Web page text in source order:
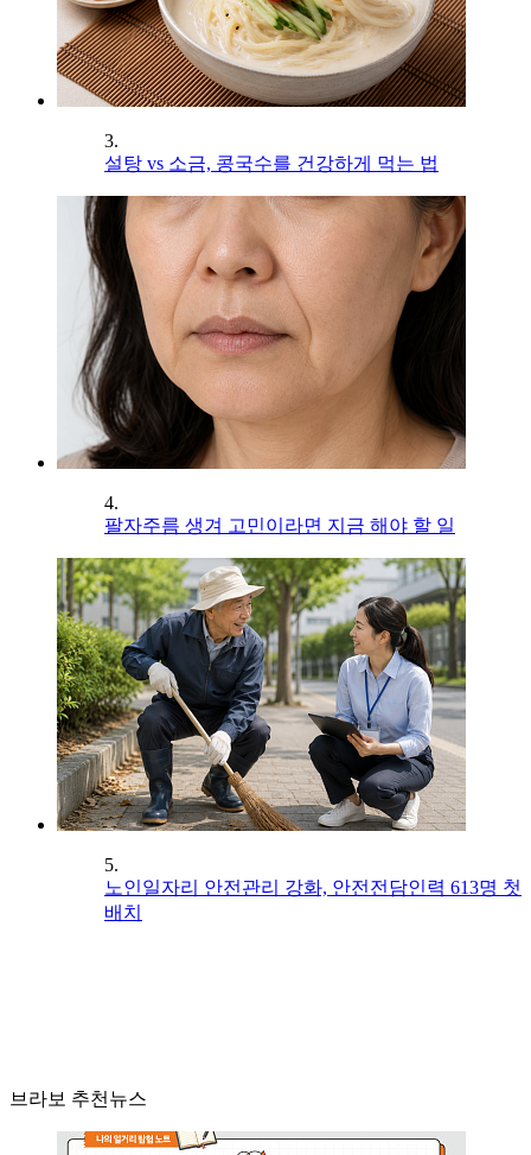
3.
설탕 vs 소금, 콩국수를 건강하게 먹는 법
4.
팔자주름 생겨 고민이라면 지금 해야 할 일
5.
노인일자리 안전관리 강화, 안전전담인력 613명 첫
배치
브라보 추천뉴스